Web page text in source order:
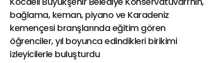
bağlama, keman, piyano ve Karadeniz
kemençesi branşlarında eğitim gören
öğrenciler, yıl boyunca edindikleri birikimi
izleyicilerle buluşturdu
21 Gölcük
02624132333
haber@golcukpostasi.com